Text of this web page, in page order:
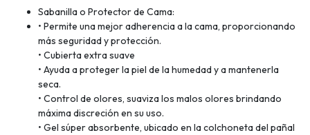
Sabanilla o Protector de Cama:
• Permite una mejor adherencia a la cama, proporcionando
más seguridad y protección.
• Cubierta extra suave
• Ayuda a proteger la piel de la humedad y a mantenerla
seca.
• Control de olores, suaviza los malos olores brindando
máxima discreción en su uso.
• Gel súper absorbente, ubicado en la colchoneta del pañal